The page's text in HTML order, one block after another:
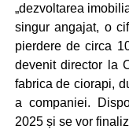
„dezvoltarea
singur angajat, o
pierdere de circa
devenit director la
fabrica de ciorapi,
a companiei.
2025 și se vor